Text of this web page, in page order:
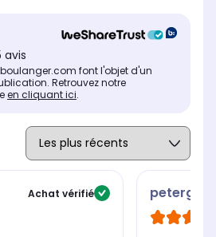
avis
font l'objet d'un
Retrouvez notre
en cliquant ici.
Achat vérifié